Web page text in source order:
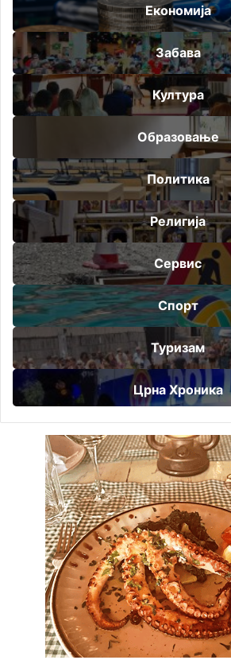
Економија
Забава
Култура
Образовање
Политика
Религија
Сервис
Спорт
Туризам
Црна Хроника